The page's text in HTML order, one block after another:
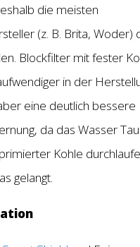
die meisten
(z. B. Brita, Woder)
Blockfilter mit fester
in der
eine deutlich bessere
da das Wasser
Kohle
gelangt.